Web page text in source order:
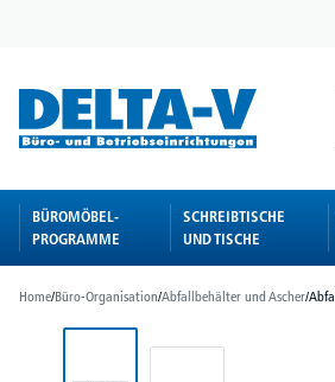
BÜROMÖBEL-
PROGRAMME
SCHREIBTISCHE
UND TISCHE
Home/Büro-Organisation/Abfallbehälter und Ascher/